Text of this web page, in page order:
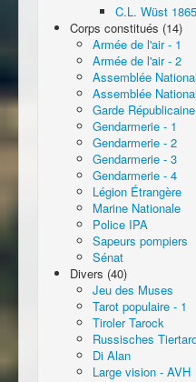
C.L. Wüst 1865
Corps constitués (14)
Armée de l'air - 1
Armée de l'air - 2
Assemblée
Assemblée
Garde Républicaine
Gendarmerie - 1
Gendarmerie - 2
Gendarmerie - 3
Gendarmerie - 4
Légion Étrangère
Marine Nationale
Police IPA
Sapeurs pompiers
Sénat
Divers (40)
Jeu des Muses
Tarot populaire - 1
Tiroler Tarock
Russisches
Di Alan
Large vision - AVH